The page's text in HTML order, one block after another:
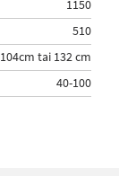
1150
510
104cm tai 132 cm
40-100